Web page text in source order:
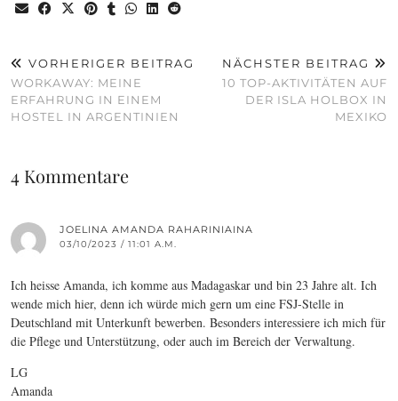
VORHERIGER BEITRAG
WORKAWAY: MEINE
ERFAHRUNG IN EINEM
HOSTEL IN ARGENTINIEN
NÄCHSTER BEITRAG
10 TOP-AKTIVITÄTEN AUF
DER ISLA HOLBOX IN
MEXIKO
4 Kommentare
JOELINA AMANDA RAHARINIAINA
03/10/2023 / 11:01 A.M.
Ich heisse Amanda, ich komme aus Madagaskar und bin 23 Jahre alt. Ich
wende mich hier, denn ich würde mich gern um eine FSJ-Stelle in
Deutschland mit Unterkunft bewerben. Besonders interessiere ich mich für
die Pflege und Unterstützung, oder auch im Bereich der Verwaltung.
LG
Amanda